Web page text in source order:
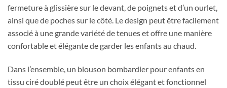
fermeture à glissière sur le devant, de poignets et d’un ourlet,
ainsi que de poches sur le côté. Le design peut être facilement
associé à une grande variété de tenues et offre une manière
confortable et élégante de garder les enfants au chaud.
Dans l’ensemble, un blouson bombardier pour enfants en
tissu ciré doublé peut être un choix élégant et fonctionnel